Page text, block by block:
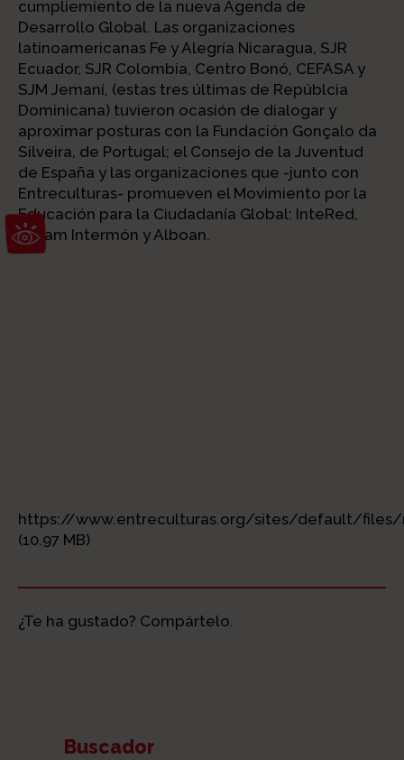
Abrir barra de herramientas
cumpliemiento de la nueva Agenda de
Desarrollo Global. Las organizaciones
latinoamericanas Fe y Alegría Nicaragua, SJR
Ecuador, SJR Colombia, Centro Bonó, CEFASA y
SJM Jemaní, (estas tres últimas de Repúblcia
Dominicana) tuvieron ocasión de dialogar y
aproximar posturas con la Fundación Gonçalo da
Silveira, de Portugal; el Consejo de la Juventud
de España y las organizaciones que -junto con
Entreculturas- promueven el Movimiento por la
Educación para la Ciudadanía Global: InteRed,
Oxfam Intermón y Alboan.
https://www.entreculturas.org/sites/default/files/
(10.97 MB)
¿Te ha gustado? Compártelo.
Buscador